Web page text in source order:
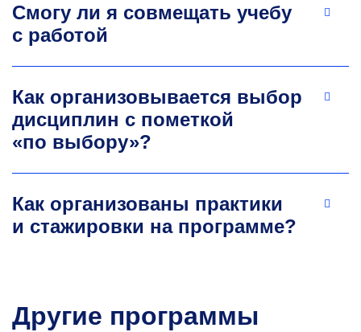
Смогу ли я совмещать учебу
с работой
Как организовывается выбор
дисциплин с пометкой
«по выбору»?
Как организованы практики
и стажировки на программе?
Другие программы